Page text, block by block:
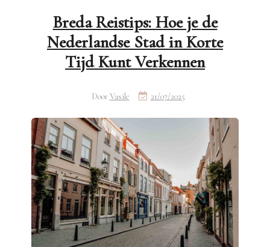
Breda Reistips: Hoe je de
Nederlandse Stad in Korte
Tijd Kunt Verkennen
DoorVasile 21/07/2025